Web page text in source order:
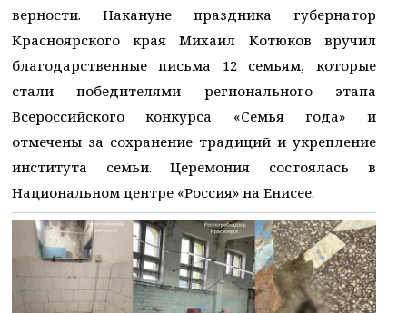
верности. Накануне праздника губернатор
Красноярского края Михаил Котюков вручил
благодарственные письма 12 семьям, которые
стали победителями регионального этапа
Всероссийского конкурса «Семья года» и
отмечены за сохранение традиций и укрепление
института семьи. Церемония состоялась в
Национальном центре «Россия» на Енисее.